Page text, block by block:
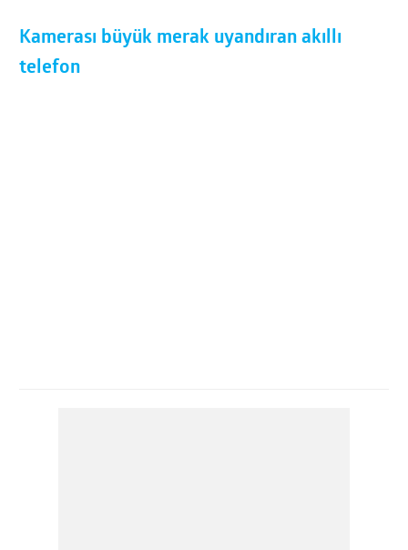
Kamerası büyük merak uyandıran akıllı
telefon